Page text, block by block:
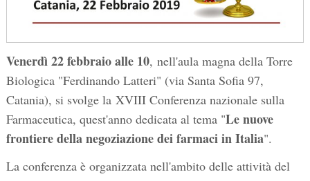
Venerdì 22 febbraio alle 10, nell'aula magna della Torre
Biologica "Ferdinando Latteri" (via Santa Sofia 97,
Catania), si svolge la XVIII Conferenza nazionale sulla
Farmaceutica, quest'anno dedicata al tema "Le nuove
frontiere della negoziazione dei farmaci in Italia".
La conferenza è organizzata nell'ambito delle attività del